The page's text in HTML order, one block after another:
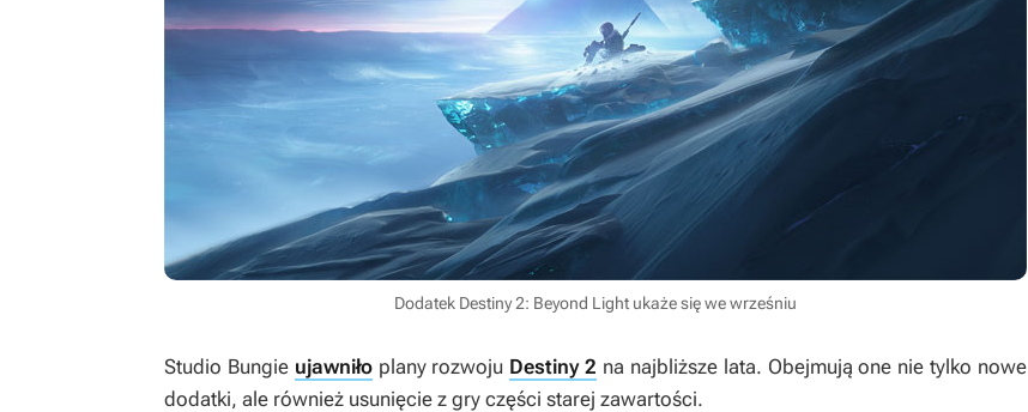
Dodatek Destiny 2: Beyond Light ukaże się we wrześniu
Studio Bungie ujawniłoplany rozwoju Destiny 2 na najbliższe lata. Obejmują one nie tylko nowe
dodatki, ale również usunięcie z gry części starej zawartości.